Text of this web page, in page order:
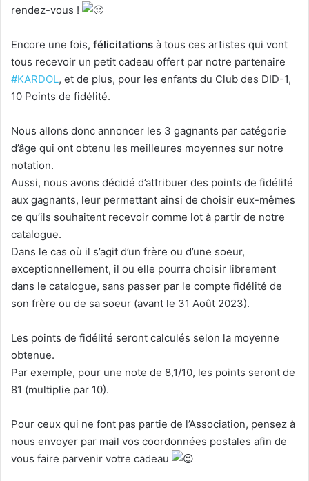
rendez-vous !
Encore une fois, félicitations à tous ces artistes qui vont
tous recevoir un petit cadeau offert par notre partenaire
#KARDOL, et de plus, pour les enfants du Club des DID-1,
10 Points de fidélité.
Nous allons donc annoncer les 3 gagnants par catégorie
d’âge qui ont obtenu les meilleures moyennes sur notre
notation.
Aussi, nous avons décidé d’attribuer des points de fidélité
aux gagnants, leur permettant ainsi de choisir eux-mêmes
ce qu’ils souhaitent recevoir comme lot à partir de notre
catalogue.
Dans le cas où il s’agit d’un frère ou d’une soeur,
exceptionnellement, il ou elle pourra choisir librement
dans le catalogue, sans passer par le compte fidélité de
son frère ou de sa soeur (avant le 31 Août 2023).
Les points de fidélité seront calculés selon la moyenne
obtenue.
Par exemple, pour une note de 8,1/10, les points seront de
81 (multiplie par 10).
Pour ceux qui ne font pas partie de l’Association, pensez à
nous envoyer par mail vos coordonnées postales afin de
vous faire parvenir votre cadeau